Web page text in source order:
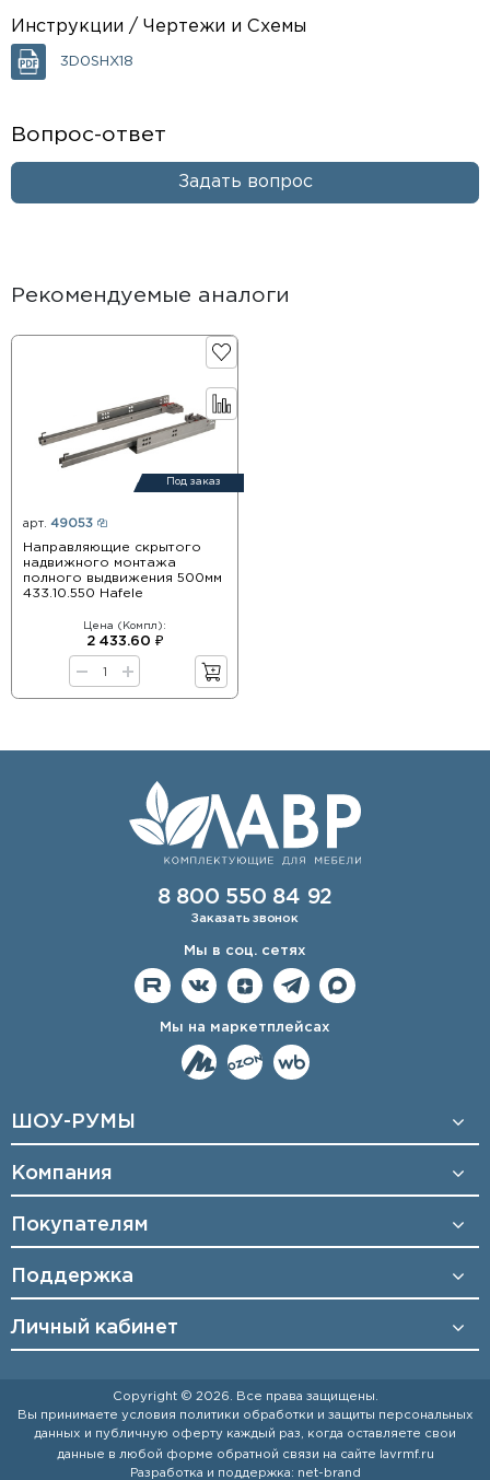
Инструкции / Чертежи и Схемы
3D0SHX18
Вопрос-ответ
Задать вопрос
Рекомендуемые аналоги
Под заказ
арт. 49053
Направляющие скрытого
надвижного монтажа
полного выдвижения 500мм
433.10.550 Hafele
Цена (Компл):
2 433.60 ₽
8 800 550 84 92
Заказать звонок
Мы в соц. сетях
Мы на маркетплейсах
ШОУ-РУМЫ
Компания
Покупателям
Поддержка
Личный кабинет
Copyright © 2026. Все права защищены.
Вы принимаете условия политики обработки и защиты персональных
данных и публичную оферту каждый раз, когда оставляете свои
данные в любой форме обратной связи на сайте
lavrmf.ru
Разработка и поддержка: net- b ran d